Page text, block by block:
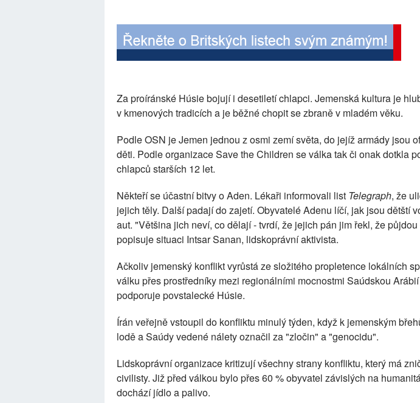
Za proíránské Húsie bojují i desetiletí chlapci. Jemenská kultura je
v kmenových tradicích a je běžné chopit se zbraně v mladém věku.
Podle OSN je Jemen jednou z osmi zemí světa, do jejíž armády jsou
děti. Podle organizace Save the Children se válka tak či onak dotkla
chlapců starších 12 let.
Někteří se účastní bitvy o Aden. Lékaři informovali list Telegraph, že
jejich těly. Další padají do zajetí. Obyvatelé Adenu líčí, jak jsou dětští
aut. "Většina jich neví, co dělají - tvrdí, že jejich pán jim řekl, že
popisuje situaci Intsar Sanan, lidskoprávní aktivista.
Ačkoliv jemenský konflikt vyrůstá ze složitého propletence lokálních
válku přes prostředníky mezi regionálními mocnostmi Saúdskou
podporuje povstalecké Húsie.
Írán veřejně vstoupil do konfliktu minulý týden, když k jemenským
lodě a Saúdy vedené nálety označil za "zločin" a "genocidu".
Lidskoprávní organizace kritizují všechny strany konfliktu, který má
civilisty. Již před válkou bylo přes 60 % obyvatel závislých na
dochází jídlo a palivo.